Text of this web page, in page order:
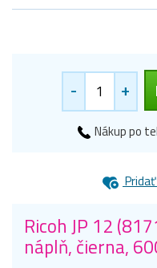
- +
Nákup po
Ricoh JP 12
náplň, čierna,